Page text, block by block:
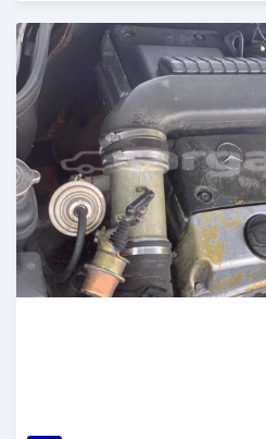
تم النشر منذ أكثر من سنة مضت